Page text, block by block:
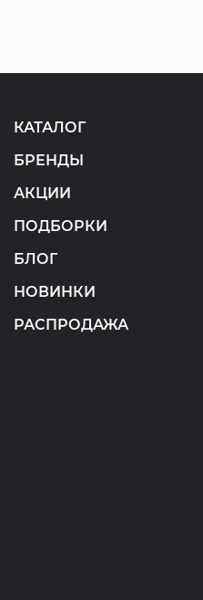
КАТАЛОГ
БРЕНДЫ
АКЦИИ
ПОДБОРКИ
БЛОГ
НОВИНКИ
РАСПРОДАЖА